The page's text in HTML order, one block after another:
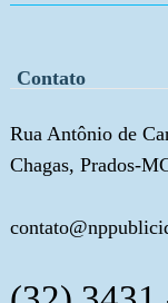
Contato
Rua Antônio de
Chagas, Prados-